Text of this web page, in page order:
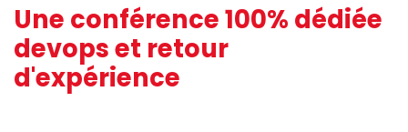
Une conférence 100% dédiée
devops et retour
d'expérience